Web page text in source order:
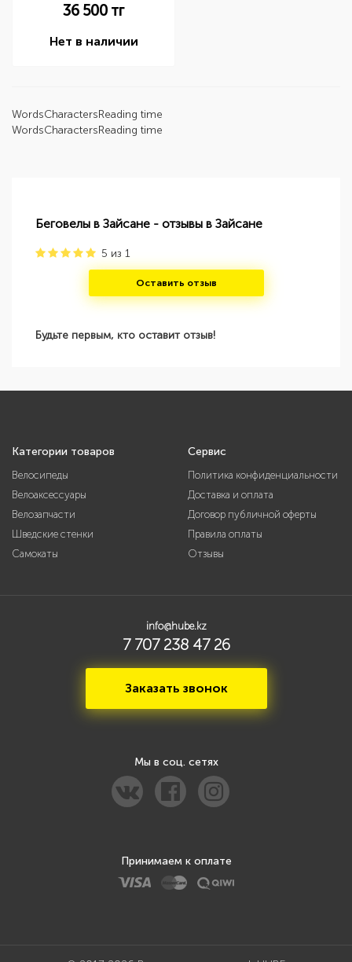
36 500 тг
Нет в наличии
WordsCharactersReading time
WordsCharactersReading time
Беговелы в Зайсане - отзывы в Зайсане
5 из 1
Оставить отзыв
Будьте первым, кто оставит отзыв!
Категории товаров
Велосипеды
Велоаксессуары
Велозапчасти
Шведские стенки
Самокаты
Сервис
Политика конфиденциальности
Доставка и оплата
Договор публичной оферты
Правила оплаты
Отзывы
info@hube.kz
7 707 238 47 26
Заказать звонок
Мы в соц. сетях
Принимаем к оплате